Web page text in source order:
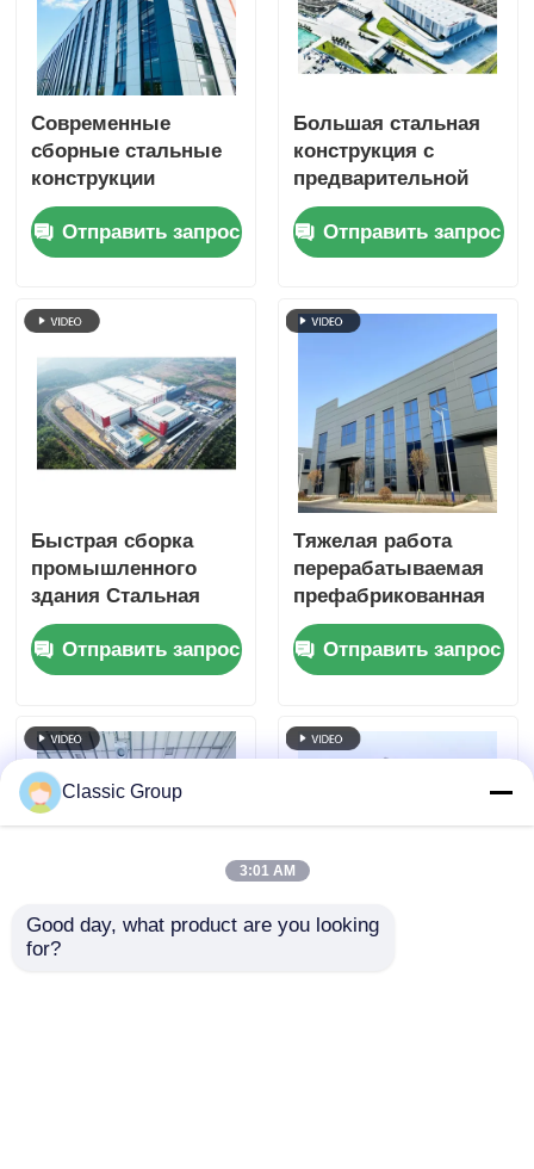
Современные
сборные стальные
конструкции
мастерских и
складских зданий на
месте
Отправить запрос
Большая стальная
конструкция с
предварительной
изготовлением
одноэтажные
здания
Отправить запрос
Быстрая сборка
промышленного
здания Стальная
конструкция
Изготовленный на
заказ
Отправить запрос
Тяжелая работа
перерабатываемая
префабрикованная
стальная
конструкция
Изготовление
Отправить запрос
Сейсмостойкий
Classic Group
3:01 AM
Good day, what product are you looking
for?